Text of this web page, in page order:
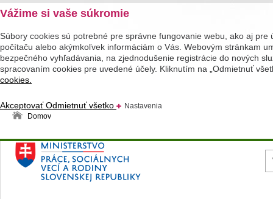
Vážime si vaše súkromie
Súbory cookies sú potrebné pre správne fungovanie webu, ako aj
počítaču alebo akýmkoľvek informáciám o Vás. Webovým stránkam
bezpečného vyhľadávania, na zjednodušenie registrácie do nových
spracovaním cookies pre uvedené účely. Kliknutím na „Odmietnuť
cookies.
AkceptovaťOdmietnuť všetko
Nastavenia
Domov
Ministerstvo práce, sociálnych vecí a rodiny
Slovenskej republiky